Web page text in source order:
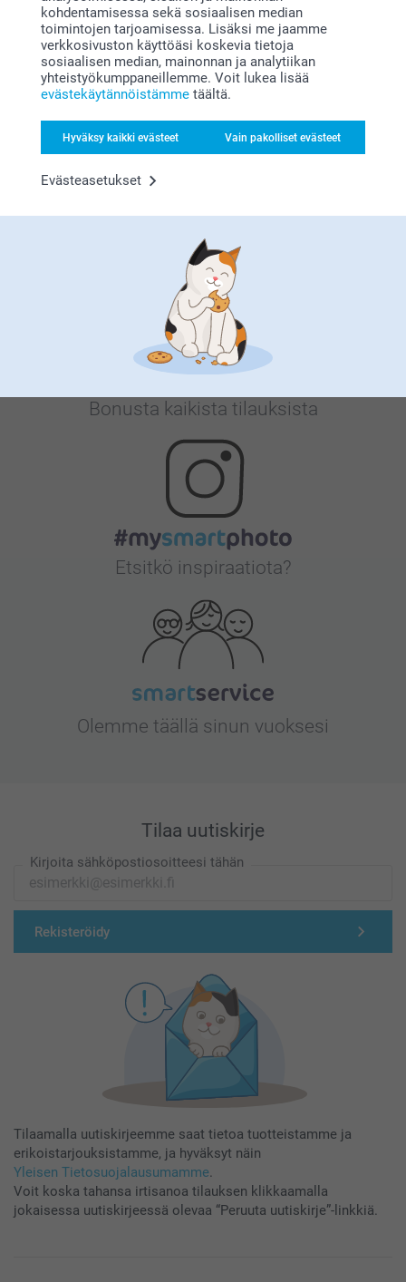
kohdentamisessa sekä sosiaalisen median
toimintojen tarjoamisessa. Lisäksi me jaamme
verkkosivuston käyttöäsi koskevia tietoja
sosiaalisen median, mainonnan ja analytiikan
yhteistyökumppaneillemme. Voit lukea lisää
evästekäytännöistämme täältä.
Hyväksy kaikki evästeet Vain pakolliset evästeet
Evästeasetukset
Miksismartphoto?
Tyytyväisyystakuu
Bonusta kaikista tilauksista
Etsitkö inspiraatiota?
Olemme täällä sinun vuoksesi
Tilaa uutiskirje
Kirjoita sähköpostiosoitteesi tähän
Rekisteröidy
Tilaamalla uutiskirjeemme saat tietoa tuotteistamme ja
erikoistarjouksistamme, ja hyväksyt näin
Yleisen Tietosuojalausumamme.
Voit koska tahansa irtisanoa tilauksen klikkaamalla
jokaisessa uutiskirjeessä olevaa “Peruuta uutiskirje”-linkkiä.